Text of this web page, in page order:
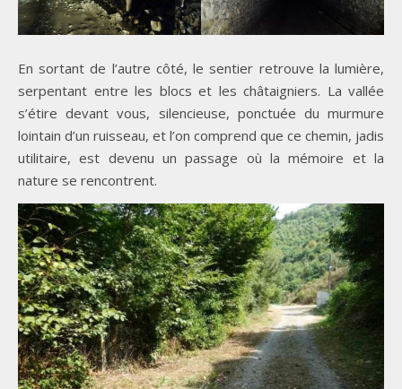
En sortant de l’autre côté, le sentier retrouve la lumière,
serpentant entre les blocs et les châtaigniers. La vallée
s’étire devant vous, silencieuse, ponctuée du murmure
lointain d’un ruisseau, et l’on comprend que ce chemin, jadis
utilitaire, est devenu un passage où la mémoire et la
nature se rencontrent.